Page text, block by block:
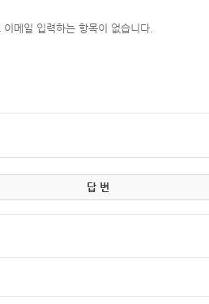
메일 입력하는 항목이 없습니다.
답 변